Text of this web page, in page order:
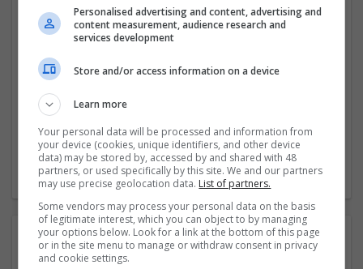
Wahl zu treffen.
Zunächst einmal gibt es zwei typische Arten von
Stromversorgungssystemen:das öffentliche Stromnetz
und autarke Systeme.
Employer
Company size:
1-10 employees
COMPANY BENEFITS:
Personalised advertising and content, advertising and
content measurement, audience research and
services development
Store and/or access information on a device
Learn more
Your personal data will be processed and information from
your device (cookies, unique identifiers, and other device
data) may be stored by, accessed by and shared with 48
partners, or used specifically by this site. We and our partners
may use precise geolocation data. List of partners.
Some vendors may process your personal data on the basis
of legitimate interest, which you can object to by managing
your options below. Look for a link at the bottom of this page
or in the site menu to manage or withdraw consent in privacy
and cookie settings.